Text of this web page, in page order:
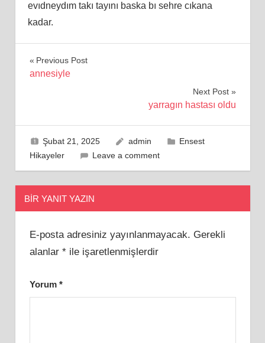
evıdneydım takı tayını baska bı sehre cıkana
kadar.
Yazı
Previous Post
annesiyle
Next Post
yarragın hastası oldu
Şubat 21, 2025 admin
Ensest
Hikayeler
Leave a comment
BIR YANIT YAZIN
E-posta adresiniz yayınlanmayacak. Gerekli
alanlar *ile işaretlenmişlerdir
Yorum *